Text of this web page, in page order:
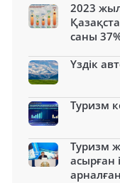
2023
саны
Үздік
Туризм
Туризм
асырған